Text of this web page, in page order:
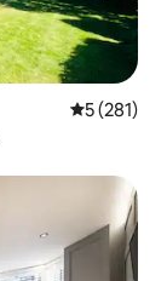
平均评分 5
5 (281)